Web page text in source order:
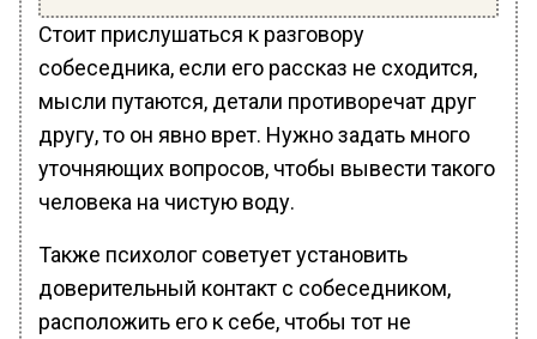
Стоит прислушаться к разговору
собеседника, если его рассказ не сходится,
мысли путаются, детали противоречат друг
другу, то он явно врет. Нужно задать много
уточняющих вопросов, чтобы вывести такого
человека на чистую воду.
Также психолог советует установить
доверительный контакт с собеседником,
расположить его к себе, чтобы тот не